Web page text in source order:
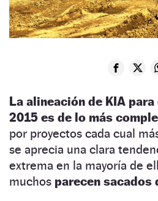
La alineación de KIA para
2015 es de lo más
por proyectos cada cual
se aprecia una clara
extrema en la mayoría de
muchos parecen